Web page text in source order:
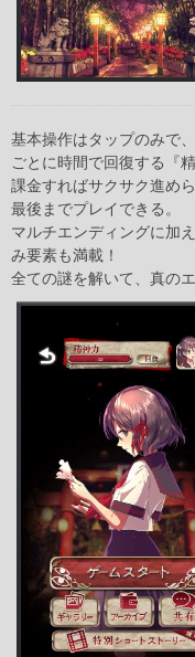
基本操作はタップのみで
ごとに時間で回復する『
課金すればサクサク進め
最後までプレイできる。
マルチエンディングに加
み要素も満載！
全ての謎を解いて、真の